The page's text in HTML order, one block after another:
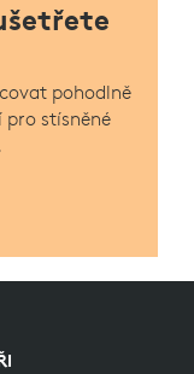
pohodlně
pro stísněné